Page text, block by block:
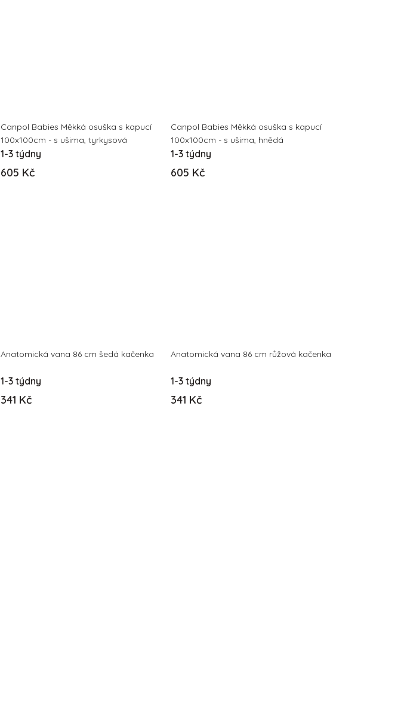
Canpol Babies Měkká osuška s kapucí
100x100cm - s ušima, tyrkysová
1-3 týdny
605 Kč
Canpol Babies Měkká osuška s kapucí
100x100cm - s ušima, hnědá
1-3 týdny
605 Kč
Anatomická vana 86 cm šedá kačenka
1-3 týdny
341 Kč
Anatomická vana 86 cm růžová kačenka
1-3 týdny
341 Kč